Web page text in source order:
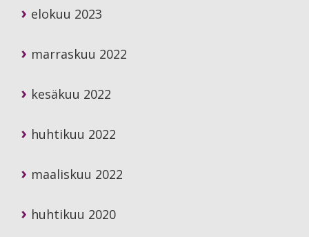
elokuu 2023
marraskuu 2022
kesäkuu 2022
huhtikuu 2022
maaliskuu 2022
huhtikuu 2020